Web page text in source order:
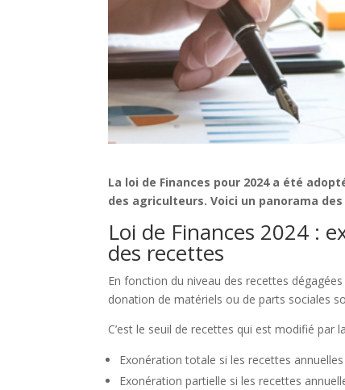
La loi de Finances pour 2024 a été
des agriculteurs. Voici un panorama
Loi de Finances 2024 :
des recettes
En fonction du niveau des recettes
donation de matériels ou de parts sociales
C’est le seuil de recettes qui est modifié par
Exonération totale si les recettes
Exonération partielle si les recettes